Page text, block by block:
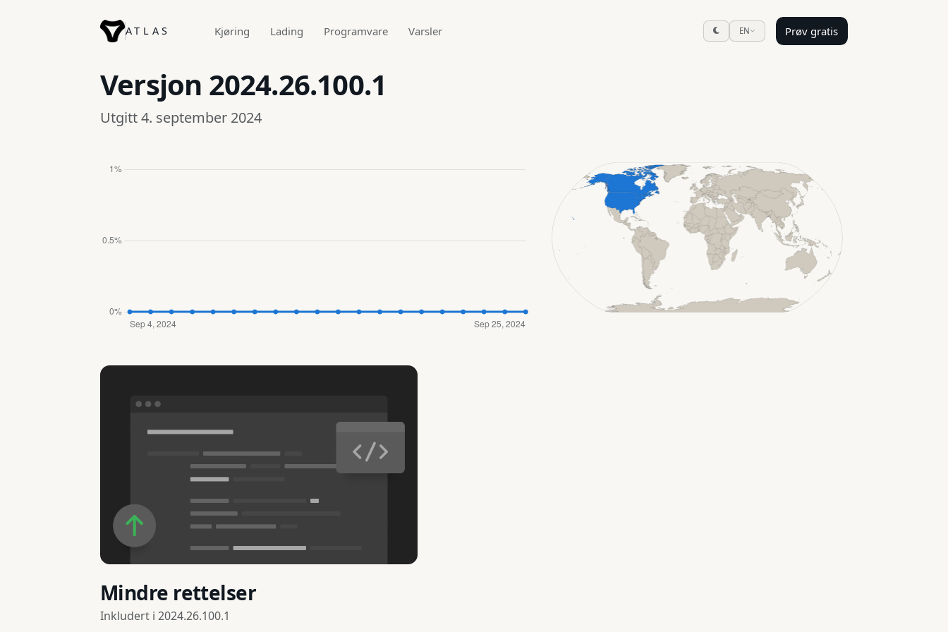
ATLAS Kjøring Lading Programvare Varsler EN Prøv gratis
Versjon 2024.26.100.1
Utgitt 4. september 2024
Mindre rettelser
Inkludert i 2024.26.100.1